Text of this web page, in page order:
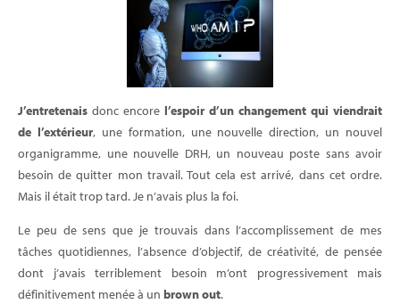
J’entretenais donc encore l’espoir d’un changement qui viendrait
de l’extérieur, une formation, une nouvelle direction, un nouvel
organigramme, une nouvelle DRH, un nouveau poste sans avoir
besoin de quitter mon travail. Tout cela est arrivé, dans cet ordre.
Mais il était trop tard. Je n’avais plus la foi.
Le peu de sens que je trouvais dans l’accomplissement de mes
tâches quotidiennes, l’absence d’objectif, de créativité, de pensée
dont j’avais terriblement besoin m’ont progressivement mais
définitivement menée à un brown out.